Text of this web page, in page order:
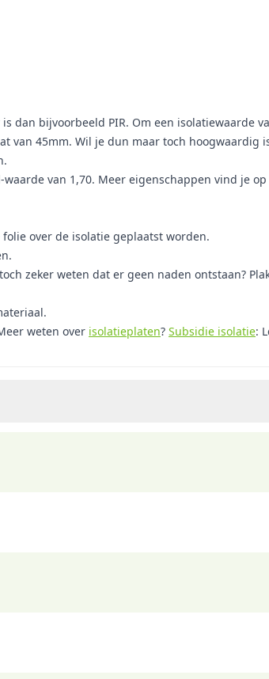
dan bijvoorbeeld PIR. Om een isolatiewaarde
van 45mm. Wil je dun maar toch hoogwaardig
van 1,70. Meer eigenschappen vind je
over de isolatie geplaatst worden.
zeker weten dat er geen naden ontstaan?
weten over isolatieplaten? Subsidie isolatie: